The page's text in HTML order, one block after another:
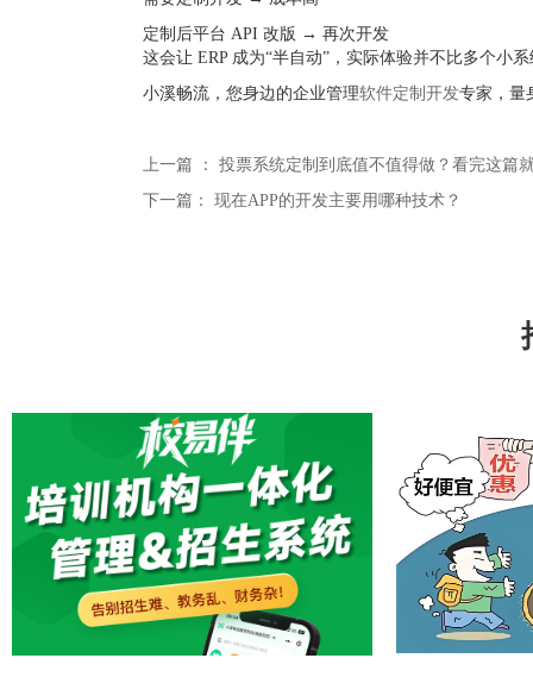
定制后平台 API 改版 → 再次开发
这会让 ERP 成为“半自动”，实际体验并不比多个小
小溪畅流，您身边的企业管理软件定制开发专家，量
上一篇 ： 投票系统定制到底值不值得做？看完这篇
下一篇： 现在APP的开发主要用哪种技术？